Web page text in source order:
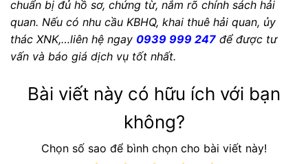
chuẩn bị đủ hồ sơ, chứng từ, nắm rõ chính sách hải
quan. Nếu có nhu cầu KBHQ, khai thuê hải quan, ủy
thác XNK,…liên hệ ngay 0939 999 247 để được tư
vấn và báo giá dịch vụ tốt nhất.
Bài viết này có hữu ích với bạn
không?
Chọn số sao để bình chọn cho bài viết này!